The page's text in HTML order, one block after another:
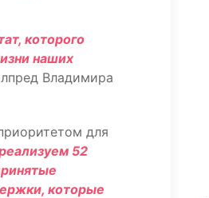
которого
наших
Владимира
для
52
которые